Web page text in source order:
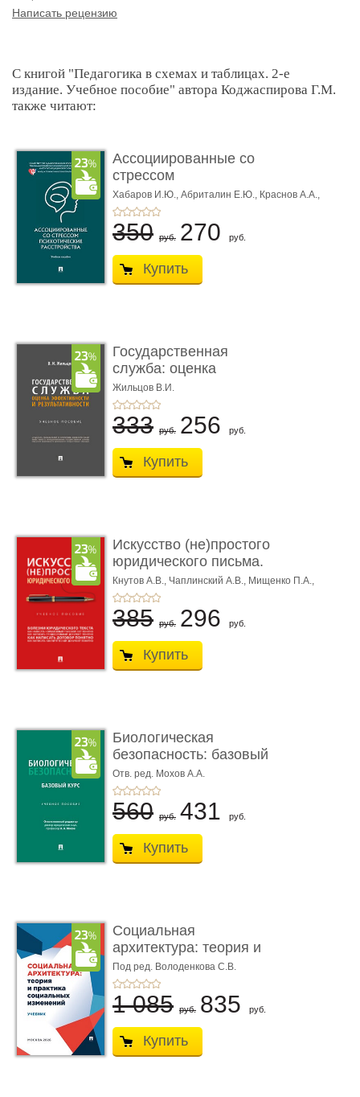
Написать рецензию
С книгой "Педагогика в схемах и таблицах. 2-е
издание. Учебное пособие" автора Коджаспирова Г.М.
также читают:
Ассоциированные со
стрессом
психотические ра� ...
Хабаров И.Ю., Абриталин Е.Ю., Краснов А.А.,
Петуров И.А.
350 руб. 270 руб.
Купить
Государственная
служба: оценка
эффективности ...
Жильцов В.И.
333 руб. 256 руб.
Купить
Искусство (не)простого
юридического письма.
Уч ...
Кнутов А.В., Чаплинский А.В., Мищенко П.А.,
Алимпеев Д.Р.
385 руб. 296 руб.
Купить
Биологическая
безопасность: базовый
курс. Уче� ...
Отв. ред. Мохов А.А.
560 руб. 431 руб.
Купить
Социальная
архитектура: теория и
практика соц� ...
Под ред. Володенкова С.В.
1 085 руб. 835 руб.
Купить